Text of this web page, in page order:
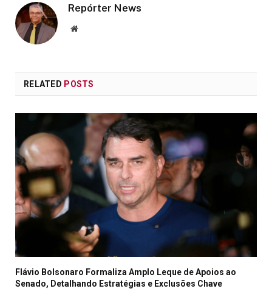
Repórter News
Website
RELATED POSTS
Flávio Bolsonaro Formaliza Amplo Leque de Apoios ao
Senado, Detalhando Estratégias e Exclusões Chave